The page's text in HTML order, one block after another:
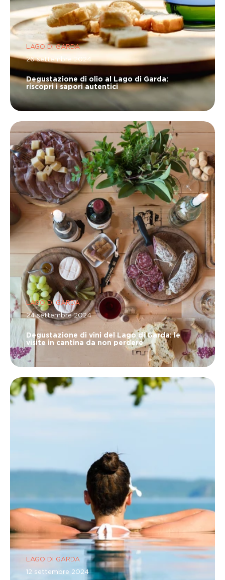
LAGO DI GARDA
26 settembre 2024
Degustazione di olio al Lago di Garda:
riscopri i sapori autentici
LAGO DI GARDA
24 settembre 2024
Degustazione di vini del Lago di Garda: le
visite in cantina da non perdere
LAGO DI GARDA
12 settembre 2024